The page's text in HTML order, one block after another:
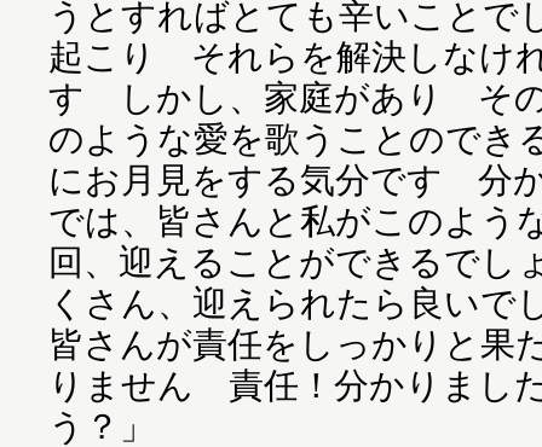
うとすればとても辛いこと
起こり それらを解決しなけ
す しかし、家庭があり そ
のような愛を歌うことので
にお月見をする気分です 分
では、皆さんと私がこのよう
回、迎えることができるでし
くさん、迎えられたら良い
皆さんが責任をしっかりと果
りません 責任！分かりまし
う？」